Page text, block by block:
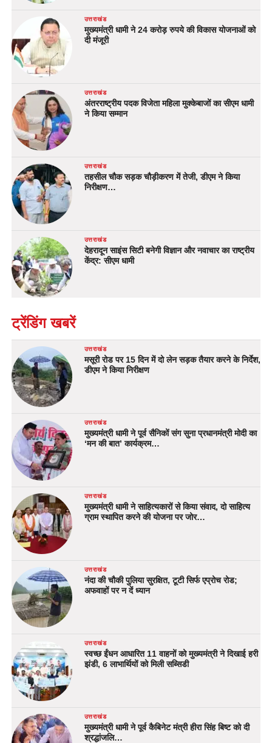
उत्तराखंड
मुख्यमंत्री धामी ने 24 करोड़ रुपये की विकास योजनाओं को
दी मंजूरी
उत्तराखंड
अंतरराष्ट्रीय पदक विजेता महिला मुक्केबाजों का सीएम धामी
ने किया सम्मान
उत्तराखंड
तहसील चौक सड़क चौड़ीकरण में तेजी, डीएम ने किया
निरीक्षण…
उत्तराखंड
देहरादून साइंस सिटी बनेगी विज्ञान और नवाचार का राष्ट्रीय
केंद्र: सीएम धामी
ट्रेंडिंग खबरें
उत्तराखंड
मसूरी रोड पर 15 दिन में दो लेन सड़क तैयार करने के निर्देश,
डीएम ने किया निरीक्षण
उत्तराखंड
मुख्यमंत्री धामी ने पूर्व सैनिकों संग सुना प्रधानमंत्री मोदी का
‘मन की बात’ कार्यक्रम…
उत्तराखंड
मुख्यमंत्री धामी ने साहित्यकारों से किया संवाद, दो साहित्य
ग्राम स्थापित करने की योजना पर जोर…
उत्तराखंड
नंदा की चौकी पुलिया सुरक्षित, टूटी सिर्फ एप्रोच रोड;
अफवाहों पर न दें ध्यान
उत्तराखंड
स्वच्छ ईंधन आधारित 11 वाहनों को मुख्यमंत्री ने दिखाई हरी
झंडी, 6 लाभार्थियों को मिली सब्सिडी
उत्तराखंड
मुख्यमंत्री धामी ने पूर्व कैबिनेट मंत्री हीरा सिंह बिष्ट को दी
श्रद्धांजलि…